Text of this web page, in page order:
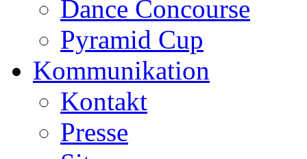
Dance Concourse
Pyramid Cup
Kommunikation
Kontakt
Presse